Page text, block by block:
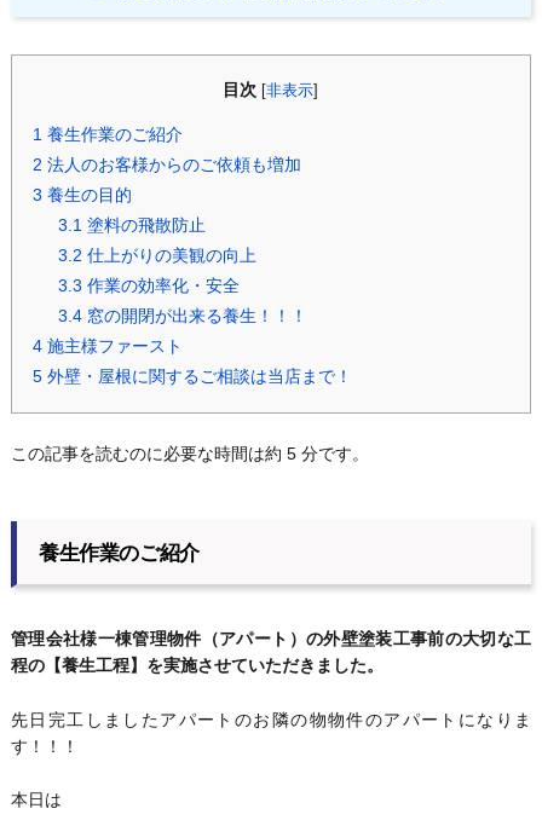
目次 [非表示
1 養生作業のご紹介
2 法人のお客様からのご依頼も増加
3 養生の目的
3.1 塗料の飛散防止
3.2 仕上がりの美観の向上
3.3 作業の効率化・安全
3.4窓の開閉が出来る養生！！！
4施主様ファースト
5外壁・屋根に関するご相談は当店まで！
この記事を読むのに必要な時間は約 5 分です。
養生作業のご紹介
管理会社様一棟管理物件（アパート）の外壁塗装工事前の大切な工
程の【養生工程】を実施させていただきました。
先日完工しましたアパートのお隣の物物件のアパートになりま
す！！！
本日は